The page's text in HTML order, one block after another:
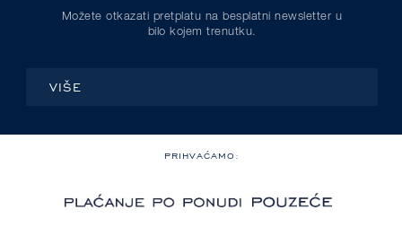
Možete otkazati pretplatu na besplatni newsletter u
bilo kojem trenutku.
VIŠE
PRIHVAĆAMO: